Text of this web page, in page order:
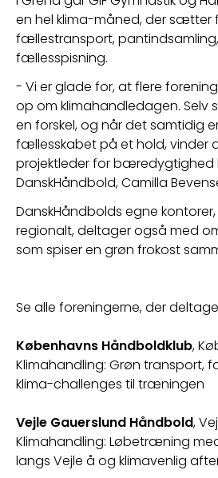
en hel klima-måned, der sætter
fællestransport,
fællesspisning.
- Vi er glade for, at flere
op om klimahandledagen. Selv
en forskel, og når det samtidig
fællesskabet på et hold, vinder
projektleder for bæredygtighed
DanskHåndbold, Camilla
DanskHåndbolds egne
regionalt, deltager også med
som spiser en grøn frokost
Se alle foreningerne, der
Københavns Håndboldklub,
Klimahandling: Grøn transport,
klima-challenges til træningen
Vejle Gauerslund Håndbold,
Klimahandling: Løbetræning
langs Vejle å og klimavenlig